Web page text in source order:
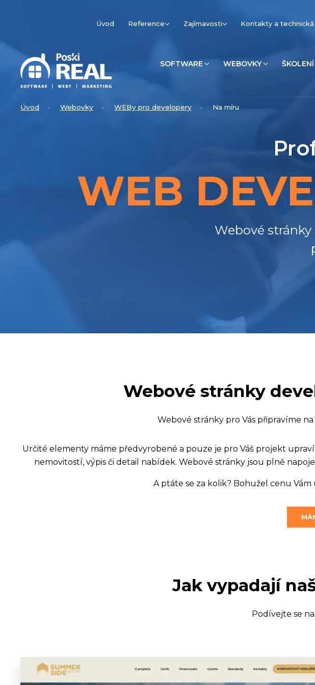
SOFTWARE WEBOVKY ŠKOLENÍ
Úvod Reference Zajímavosti Kontakty a
Úvod Webovky WEBy pro developery Na míru
WEB
Webové
Webové stránky
Webové stránky pro Vás připravíme
Určité elementy máme předvyrobené a pouze je pro Váš projekt
nemovitostí, výpis či detail nabídek. Webové stránky jsou plně
A ptáte se za kolik? Bohužel cenu
Jak vypadají
Podívejte se